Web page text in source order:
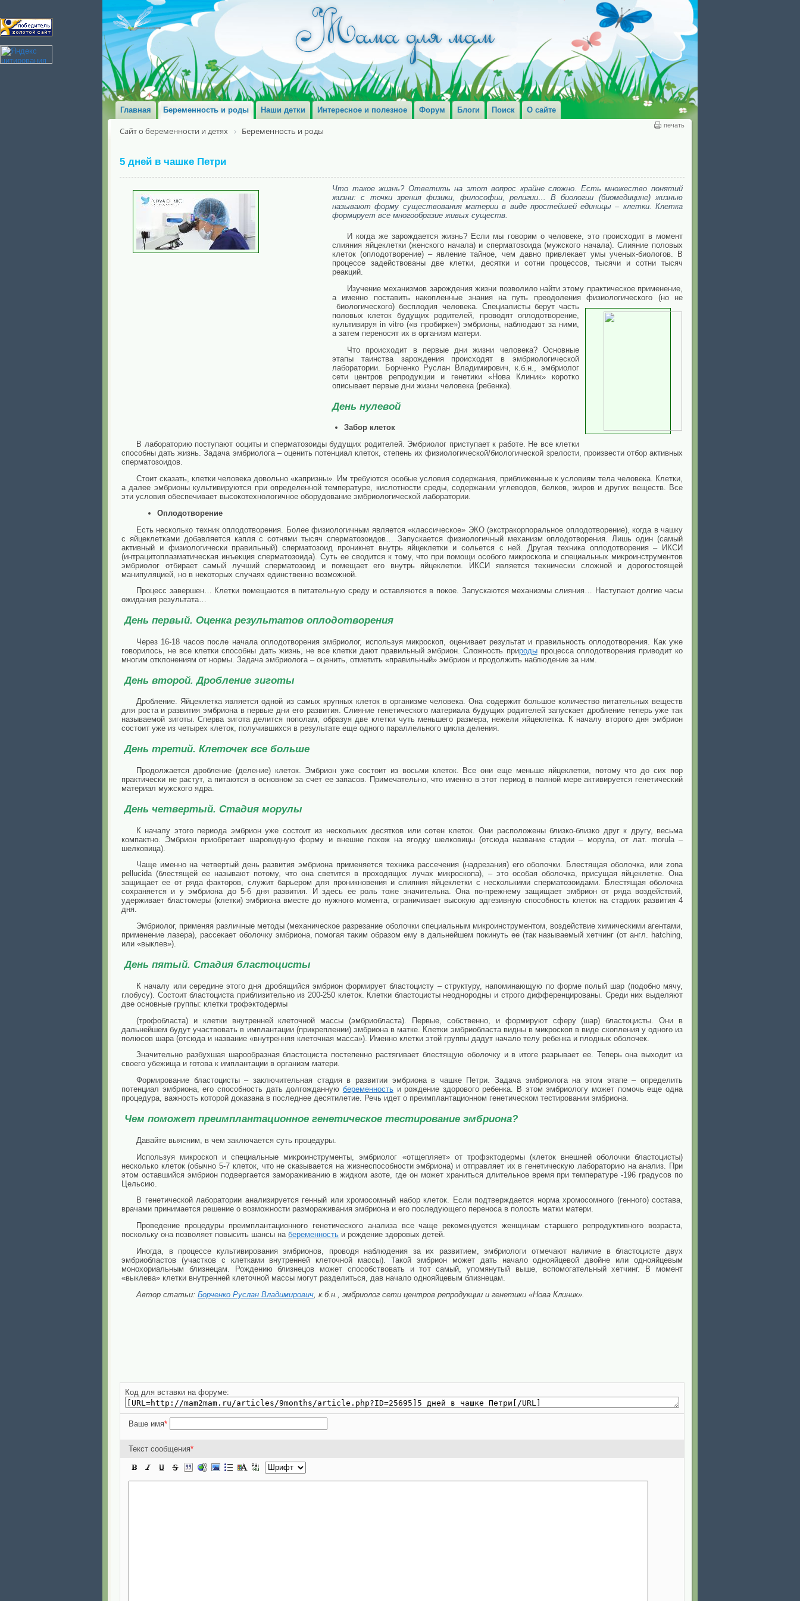
Главная Беременность и роды Наши детки Интересное и полезное Форум Блоги Поиск О сайте
печать
Сайт о беременности и детях Беременность и роды
5 дней в чашке Петри
Что такое жизнь? Ответить на этот вопрос крайне сложно. Есть множество понятий
жизни: с точки зрения физики, философии, религии… В биологии (биомедицине) жизнью
называют форму существования материи в виде простейшей единицы – клетки. Клетка
формирует все многообразие живых существ.
И когда же зарождается жизнь? Если мы говорим о человеке, это происходит в момент
слияния яйцеклетки (женского начала) и сперматозоида (мужского начала). Слияние половых
клеток (оплодотворение) – явление тайное, чем давно привлекает умы ученых-биологов. В
процессе задействованы две клетки, десятки и сотни процессов, тысячи и сотни тысяч
реакций.
Изучение механизмов зарождения жизни позволило найти этому практическое применение,
а именно поставить накопленные знания на путь преодоления физиологического (но не
биологического) бесплодия человека. Специалисты берут часть
половых клеток будущих родителей, проводят оплодотворение,
культивируя in vitro («в пробирке») эмбрионы, наблюдают за ними,
а затем переносят их в организм матери.
Что происходит в первые дни жизни человека? Основные
этапы таинства зарождения происходят в эмбриологической
лаборатории. Борченко Руслан Владимирович, к.б.н., эмбриолог
сети центров репродукции и генетики «Нова Клиник» коротко
описывает первые дни жизни человека (ребенка).
День нулевой
Забор клеток
В лабораторию поступают ооциты и сперматозоиды будущих родителей. Эмбриолог приступает к работе. Не все клетки
способны дать жизнь. Задача эмбриолога – оценить потенциал клеток, степень их физиологической/биологической зрелости, произвести отбор активных
сперматозоидов.
Стоит сказать, клетки человека довольно «капризны». Им требуются особые условия содержания, приближенные к условиям тела человека. Клетки,
а далее эмбрионы культивируются при определенной температуре, кислотности среды, содержании углеводов, белков, жиров и других веществ. Все
эти условия обеспечивает высокотехнологичное оборудование эмбриологической лаборатории.
Оплодотворение
Есть несколько техник оплодотворения. Более физиологичным является «классическое» ЭКО (экстракорпоральное оплодотворение), когда в чашку
с яйцеклетками добавляется капля с сотнями тысяч сперматозоидов… Запускается физиологичный механизм оплодотворения. Лишь один (самый
активный и физиологически правильный) сперматозоид проникнет внутрь яйцеклетки и сольется с ней. Другая техника оплодотворения – ИКСИ
(интрацитоплазматическая инъекция сперматозоида). Суть ее сводится к тому, что при помощи особого микроскопа и специальных микроинструментов
эмбриолог отбирает самый лучший сперматозоид и помещает его внутрь яйцеклетки. ИКСИ является технически сложной и дорогостоящей
манипуляцией, но в некоторых случаях единственно возможной.
Процесс завершен… Клетки помещаются в питательную среду и оставляются в покое. Запускаются механизмы слияния… Наступают долгие часы
ожидания результата…
День первый. Оценка результатов оплодотворения
Через 16-18 часов после начала оплодотворения эмбриолог, используя микроскоп, оценивает результат и правильность оплодотворения. Как уже
говорилось, не все клетки способны дать жизнь, не все клетки дают правильный эмбрион. Сложность природыпроцесса оплодотворения приводит ко
многим отклонениям от нормы. Задача эмбриолога – оценить, отметить «правильный» эмбрион и продолжить наблюдение за ним.
День второй. Дробление зиготы
Дробление. Яйцеклетка является одной из самых крупных клеток в организме человека. Она содержит большое количество питательных веществ
для роста и развития эмбриона в первые дни его развития. Слияние генетического материала будущих родителей запускает дробление теперь уже так
называемой зиготы. Сперва зигота делится пополам, образуя две клетки чуть меньшего размера, нежели яйцеклетка. К началу второго дня эмбрион
состоит уже из четырех клеток, получившихся в результате еще одного параллельного цикла деления.
День третий. Клеточек все больше
Продолжается дробление (деление) клеток. Эмбрион уже состоит из восьми клеток. Все они еще меньше яйцеклетки, потому что до сих пор
практически не растут, а питаются в основном за счет ее запасов. Примечательно, что именно в этот период в полной мере активируется генетический
материал мужского ядра.
День четвертый. Стадия морулы
К началу этого периода эмбрион уже состоит из нескольких десятков или сотен клеток. Они расположены близко-близко друг к другу, весьма
компактно. Эмбрион приобретает шаровидную форму и внешне похож на ягодку шелковицы (отсюда название стадии – морула, от лат. morula –
шелковица).
Чаще именно на четвертый день развития эмбриона применяется техника рассечения (надрезания) его оболочки. Блестящая оболочка, или zona
pellucida (блестящей ее называют потому, что она светится в проходящих лучах микроскопа), – это особая оболочка, присущая яйцеклетке. Она
защищает ее от ряда факторов, служит барьером для проникновения и слияния яйцеклетки с несколькими сперматозоидами. Блестящая оболочка
сохраняется и у эмбриона до 5-6 дня развития. И здесь ее роль тоже значительна. Она по-прежнему защищает эмбрион от ряда воздействий,
удерживает бластомеры (клетки) эмбриона вместе до нужного момента, ограничивает высокую адгезивную способность клеток на стадиях развития 4
дня.
Эмбриолог, применяя различные методы (механическое разрезание оболочки специальным микроинструментом, воздействие химическими агентами,
применение лазера), рассекает оболочку эмбриона, помогая таким образом ему в дальнейшем покинуть ее (так называемый хетчинг (от англ. hatching,
или «выклев»).
День пятый. Стадия бластоцисты
К началу или середине этого дня дробящийся эмбрион формирует бластоцисту – структуру, напоминающую по форме полый шар (подобно мячу,
глобусу). Состоит бластоциста приблизительно из 200-250 клеток. Клетки бластоцисты неоднородны и строго дифференцированы. Среди них выделяют
две основные группы: клетки трофэктодермы
(трофобласта) и клетки внутренней клеточной массы (эмбриобласта). Первые, собственно, и формируют сферу (шар) бластоцисты. Они в
дальнейшем будут участвовать в имплантации (прикреплении) эмбриона в матке. Клетки эмбриобласта видны в микроскоп в виде скопления у одного из
полюсов шара (отсюда и название «внутренняя клеточная масса»). Именно клетки этой группы дадут начало телу ребенка и плодных оболочек.
Значительно разбухшая шарообразная бластоциста постепенно растягивает блестящую оболочку и в итоге разрывает ее. Теперь она выходит из
своего убежища и готова к имплантации в организм матери.
Формирование бластоцисты – заключительная стадия в развитии эмбриона в чашке Петри. Задача эмбриолога на этом этапе – определить
потенциал эмбриона, его способность дать долгожданную беременностьи рождение здорового ребенка. В этом эмбриологу может помочь еще одна
процедура, важность которой доказана в последнее десятилетие. Речь идет о преимплантационном генетическом тестировании эмбриона.
Чем поможет преимплантационное генетическое тестирование эмбриона?
Давайте выясним, в чем заключается суть процедуры.
Используя микроскоп и специальные микроинструменты, эмбриолог «отщепляет» от трофэктодермы (клеток внешней оболочки бластоцисты)
несколько клеток (обычно 5-7 клеток, что не сказывается на жизнеспособности эмбриона) и отправляет их в генетическую лабораторию на анализ. При
этом оставшийся эмбрион подвергается замораживанию в жидком азоте, где он может храниться длительное время при температуре -196 градусов по
Цельсию.
В генетической лаборатории анализируется генный или хромосомный набор клеток. Если подтверждается норма хромосомного (генного) состава,
врачами принимается решение о возможности размораживания эмбриона и его последующего переноса в полость матки матери.
Проведение процедуры преимплантационного генетического анализа все чаще рекомендуется женщинам старшего репродуктивного возраста,
поскольку она позволяет повысить шансы на беременность и рождение здоровых детей.
Иногда, в процессе культивирования эмбрионов, проводя наблюдения за их развитием, эмбриологи отмечают наличие в бластоцисте двух
эмбриобластов (участков с клетками внутренней клеточной массы). Такой эмбрион может дать начало однояйцевой двойне или однояйцевым
монохориальным близнецам. Рождению близнецов может способствовать и тот самый, упомянутый выше, вспомогательный хетчинг. В момент
«выклева» клетки внутренней клеточной массы могут разделиться, дав начало однояйцевым близнецам.
Автор статьи: Борченко Руслан Владимирович , к.б.н., эмбриолог сети центров репродукции и генетики «Нова Клиник».
Код для вставки на форуме:
Ваше имя*
Текст сообщения*